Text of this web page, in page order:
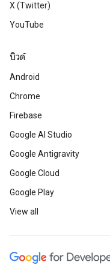
X (Twitter)
YouTube
บิวด์
Android
Chrome
Firebase
Google AI Studio
Google Antigravity
Google Cloud
Google Play
View all